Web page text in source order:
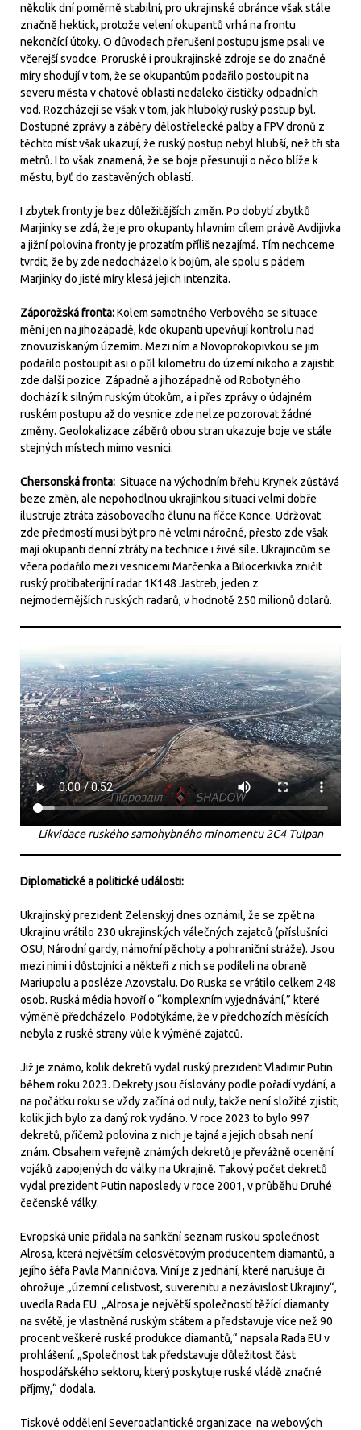
několik dní poměrně stabilní, pro ukrajinské obránce však stále
značně hektick, protože velení okupantů vrhá na frontu
nekončící útoky. O důvodech přerušení postupu jsme psali ve
včerejší svodce. Proruské i proukrajinské zdroje se do značné
míry shodují v tom, že se okupantům podařilo postoupit na
severu města v chatové oblasti nedaleko čističky odpadních
vod. Rozcházejí se však v tom, jak hluboký ruský postup byl.
Dostupné zprávy a záběry dělostřelecké palby a FPV dronů z
těchto míst však ukazují, že ruský postup nebyl hlubší, než tři sta
metrů. I to však znamená, že se boje přesunují o něco blíže k
městu, byť do zastavěných oblastí.
I zbytek fronty je bez důležitějších změn. Po dobytí zbytků
Marjinky se zdá, že je pro okupanty hlavním cílem právě Avdijivka
a jižní polovina fronty je prozatím příliš nezajímá. Tím nechceme
tvrdit, že by zde nedocházelo k bojům, ale spolu s pádem
Marjinky do jisté míry klesá jejich intenzita.
Záporožská fronta:Kolem samotného Verbového se situace
mění jen na jihozápadě, kde okupanti upevňují kontrolu nad
znovuzískaným územím. Mezi ním a Novoprokopivkou se jim
podařilo postoupit asi o půl kilometru do území nikoho a zajistit
zde další pozice. Západně a jihozápadně od Robotyného
dochází k silným ruským útokům, a i přes zprávy o údajném
ruském postupu až do vesnice zde nelze pozorovat žádné
změny. Geolokalizace záběrů obou stran ukazuje boje ve stále
stejných místech mimo vesnici.
Chersonská fronta: Situace na východním břehu Krynek zůstává
beze změn, ale nepohodlnou ukrajinkou situaci velmi dobře
ilustruje ztráta zásobovacího člunu na říčce Konce. Udržovat
zde předmostí musí být pro ně velmi náročné, přesto zde však
mají okupanti denní ztráty na technice i živé síle. Ukrajincům se
včera podařilo mezi vesnicemi Marčenka a Bilocerkivka zničit
ruský protibaterijní radar 1K148 Jastreb, jeden z
nejmodernějších ruských radarů, v hodnotě 250 milionů dolarů.
Likvidace ruského samohybného minomentu 2C4 Tulpan
Diplomatické a politické události:
Ukrajinský prezident Zelenskyj dnes oznámil, že se zpět na
Ukrajinu vrátilo 230 ukrajinských válečných zajatců (příslušníci
OSU, Národní gardy, námořní pěchoty a pohraniční stráže). Jsou
mezi nimi i důstojníci a někteří z nich se podíleli na obraně
Mariupolu a posléze Azovstalu. Do Ruska se vrátilo celkem 248
osob. Ruská média hovoří o “komplexním vyjednávání,” které
výměně předcházelo. Podotýkáme, že v předchozích měsících
nebyla z ruské strany vůle k výměně zajatců.
Již je známo, kolik dekretů vydal ruský prezident Vladimir Putin
během roku 2023. Dekrety jsou číslovány podle pořadí vydání, a
na počátku roku se vždy začíná od nuly, takže není složité zjistit,
kolik jich bylo za daný rok vydáno. V roce 2023 to bylo 997
dekretů, přičemž polovina z nich je tajná a jejich obsah není
znám. Obsahem veřejně známých dekretů je převážně ocenění
vojáků zapojených do války na Ukrajině. Takový počet dekretů
vydal prezident Putin naposledy v roce 2001, v průběhu Druhé
čečenské války.
Evropská unie přidala na sankční seznam ruskou společnost
Alrosa, která největším celosvětovým producentem diamantů, a
jejího šéfa Pavla Mariničova. Viní je z jednání, které narušuje či
ohrožuje „územní celistvost, suverenitu a nezávislost Ukrajiny“,
uvedla Rada EU. „Alrosa je největší společností těžící diamanty
na světě, je vlastněná ruským státem a představuje více než 90
procent veškeré ruské produkce diamantů,“ napsala Rada EU v
prohlášení. „Společnost tak představuje důležitost část
hospodářského sektoru, který poskytuje ruské vládě značné
příjmy,“ dodala.
Tiskové oddělení Severoatlantické organizace na webových